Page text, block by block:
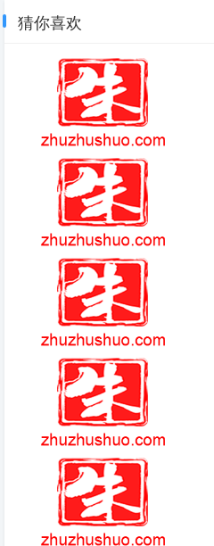
猜你喜欢
(2025-1-15热点)-冬日里的温暖
味道：推荐几种香料让你更舒
(2025-10-16热点)-清水塘江湾
小学儿童歌舞长剧《小小花木
兰》 在梅溪湖国际文化艺术中
心展演
4399艾迪王国
天天来塔防